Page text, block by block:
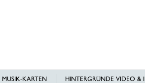
MUSIK-KARTEN HINTERGRÜNDE VIDEO &